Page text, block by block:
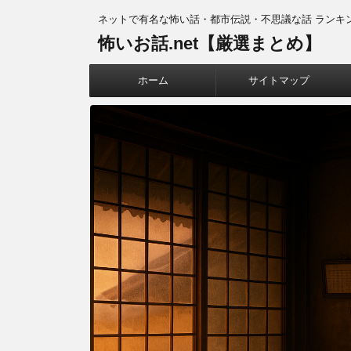
ネットで有名な怖い話・都市伝説・不思議な話 ランキ
怖いお話.net【厳選まとめ】
ホーム サイトマップ